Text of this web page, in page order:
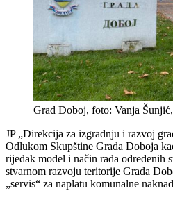
Grad Doboj, foto: Vanja
JP „Direkcija za izgradnju i razvoj
Odlukom Skupštine Grada Doboja
rijedak model i način rada određenih
stvarnom razvoju teritorije Grada
„servis“ za naplatu komunalne